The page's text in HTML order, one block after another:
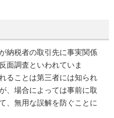
納税者の取引先に事実関係
面調査といわれていま
ることは第三者には知られ
、場合によっては事前に取
、無用な誤解を防ぐことに